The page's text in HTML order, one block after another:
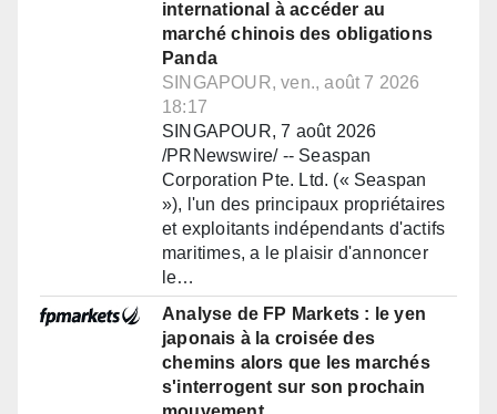
international à accéder au
marché chinois des obligations
Panda
SINGAPOUR, ven., août 7 2026
18:17
SINGAPOUR, 7 août 2026
/PRNewswire/ -- Seaspan
Corporation Pte. Ltd. (« Seaspan
»), l'un des principaux propriétaires
et exploitants indépendants d'actifs
maritimes, a le plaisir d'annoncer
le…
Analyse de FP Markets : le yen
japonais à la croisée des
chemins alors que les marchés
s'interrogent sur son prochain